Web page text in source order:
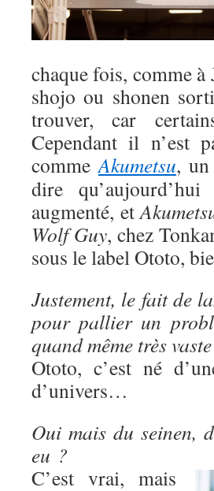
chaque fois, comme
shojo ou shonen
trouver, car
Cependant il n’est
commeAkumetsu,
dire
augmenté, et
Wolf Guy, chez
sous le label Ototo,
Justement, le fait de
pour pallier un
quand même très
Ototo, c’est né
d’univers…
Oui mais du seinen,
eu ?
C’est vrai, mais